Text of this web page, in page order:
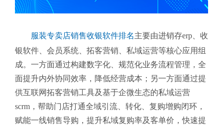
服装专卖店销售收银软件排名主要由进销存erp、收
银软件、会员系统、拓客营销、私域运营等核心应用组
成。一方面通过构建数字化、规范化业务流程管理，全
面提升内外协同效率，降低经营成本；另一方面通过提
供互联网拓客营销工具及基于企微生态的私域运营
scrm，帮助门店打通全域引流、转化、复购增购闭环，
赋能一线销售导购，提升私域复购率及客单价，快速提